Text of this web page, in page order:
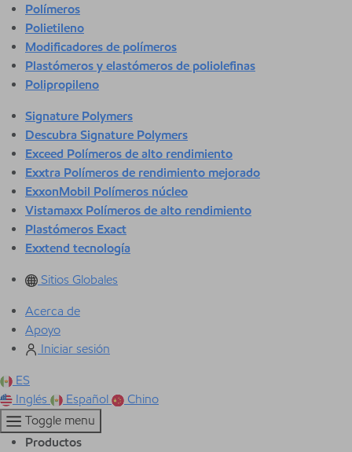
Polímeros
Polietileno
Modificadores de polímeros
Plastómeros y elastómeros de poliolefinas
Polipropileno
Signature Polymers
Descubra Signature Polymers
Exceed Polímeros de alto rendimiento
Exxtra Polímeros de rendimiento mejorado
ExxonMobil Polímeros núcleo
Vistamaxx Polímeros de alto rendimiento
Plastómeros Exact
Exxtend tecnología
Sitios Globales
Acerca de
Apoyo
Iniciar sesión
ES
Inglés
Español
Chino
Toggle menu
Productos